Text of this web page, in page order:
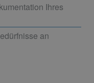
Ihres
an